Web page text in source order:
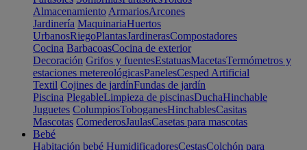
Almacenamiento ArmariosArcones
Jardinería MaquinariaHuertos
UrbanosRiegoPlantasJardinerasCompostadores
Cocina BarbacoasCocina de exterior
Decoración Grifos y fuentesEstatuasMacetasTermómetros y
estaciones metereológicasPanelesCesped Artificial
Textil Cojines de jardínFundas de jardín
Piscina PlegableLimpieza de piscinasDuchaHinchable
Juguetes ColumpiosToboganesHinchablesCasitas
Mascotas ComederosJaulasCasetas para mascotas
Bebé
Habitación bebé HumidificadoresCestasColchón para